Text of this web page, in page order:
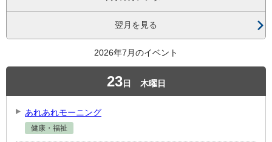
翌月を見る
2026年7月のイベント
23日 木曜日
あれあれモーニング
健康・福祉